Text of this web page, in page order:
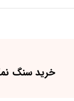
خرید سنگ